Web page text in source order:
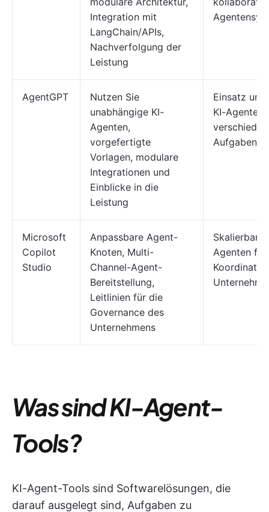
Integration mit
LangChain/APIs,
Nachverfolgung der
Leistung
AgentGPT
Nutzen Sie
unabhängige KI-
Agenten,
vorgefertigte
Vorlagen, modulare
Integrationen und
Einblicke in die
Leistung
Einsatz
KI-Agenten
Aufgaben
Microsoft
Copilot
Studio
Anpassbare Agent-
Knoten, Multi-
Channel-Agent-
Bereitstellung,
Leitlinien für die
Governance des
Unternehmens
Skalierbare
Agenten für
Was sind KI-Agent-
Tools?
KI-Agent-Tools sind Softwarelösungen, die
darauf ausgelegt sind, Aufgaben zu